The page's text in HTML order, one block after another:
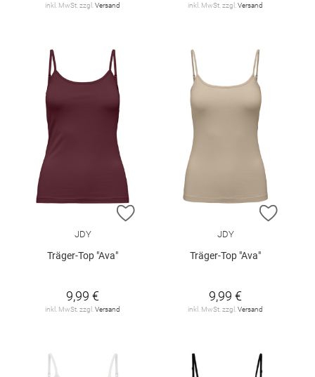
inkl. MwSt. zzgl. Versand inkl. MwSt. zzgl. Versand
ZUR WUNSCHLISTE HINZUFÜGEN
JDY
Träger-Top "Ava"
9,99 €
inkl. MwSt. zzgl. Versand
ZUR
JDY
Träger-Top "Ava"
9,99 €
inkl. MwSt. zzgl. Versand